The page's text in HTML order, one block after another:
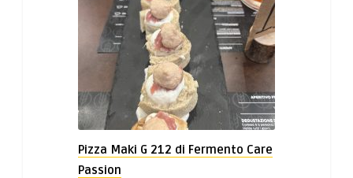
Pizza Maki G 212 di Fermento Care
Passion